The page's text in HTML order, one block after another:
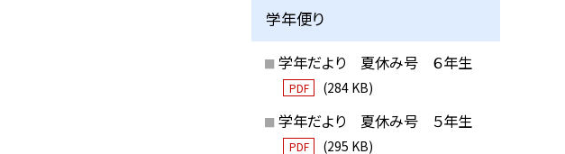
学年便り
学年だより 夏休み号 ６年生
PDF (284 KB)
学年だより 夏休み号 ５年生
PDF (295 KB)